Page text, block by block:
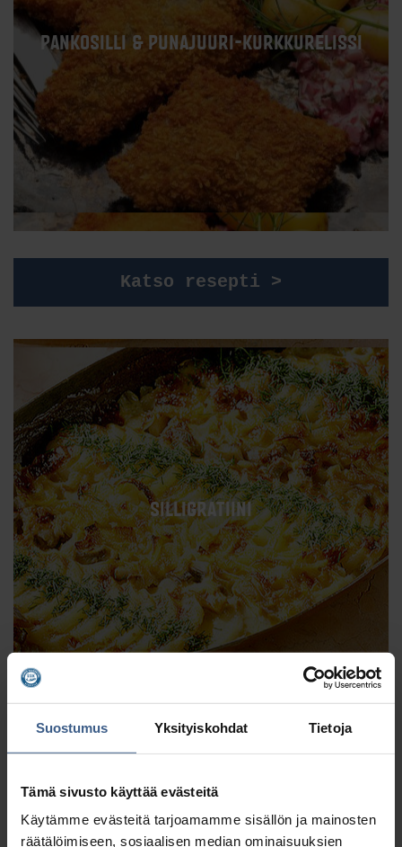
Suostumus Yksityiskohdat Tietoja
Tämä sivusto käyttää evästeitä
Käytämme evästeitä tarjoamamme sisällön ja mainosten
räätälöimiseen, sosiaalisen median ominaisuuksien
PANKOSILLI & PUNAJUURI-KURKKURELISSI
Katso resepti >
SILLIGRATIINI
Katso resepti >